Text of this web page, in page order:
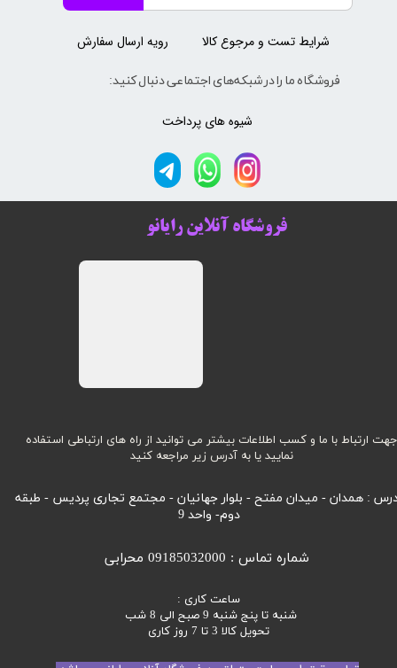
جهت ارتباط با ما و کسب اطلاعات بیشتر می توانید از راه های ارتباطی استفاده
نمایید یا به آدرس زیر مراجعه کنید
: همدان - میدان مفتح - بلوار جهانیان - مجتمع تجاری پردیس - طبقه
دوم- واحد 9
ساعت کاری :
شنبه تا پنج شنبه 9 صبح الی 8 شب
تحویل کالا 3 تا 7 روز کاری
شماره تماس : 09185032000 محرابی
فروشگاه آنلاین رایانو
فروشگاه ما را در شبکه‌های اجتماعی دنبال کنید:
رویه ارسال سفارش
شیوه های پرداخت
شرایط تست و مرجوع کالا